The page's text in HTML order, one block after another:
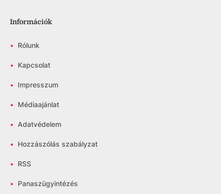
Információk
• Rólunk
• Kapcsolat
• Impresszum
• Médiaajánlat
• Adatvédelem
• Hozzászólás szabályzat
• RSS
• Panaszügyintézés